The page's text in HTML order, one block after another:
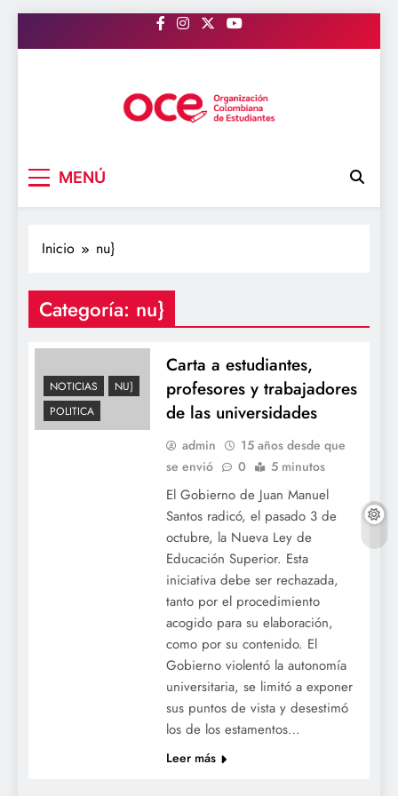
al
MENÚ
Inicio nu}
Categoría: nu}
NOTICIAS
NU}
POLITICA
Carta a estudiantes,
profesores y trabajadores
de las universidades
admin
15 años desde que
se envió
0 5 minutos
El Gobierno de Juan Manuel
Santos radicó, el pasado 3 de
octubre, la Nueva Ley de
Educación Superior. Esta
iniciativa debe ser rechazada,
tanto por el procedimiento
acogido para su elaboración,
como por su contenido. El
Gobierno violentó la autonomía
universitaria, se limitó a exponer
sus puntos de vista y desestimó
los de los estamentos…
Leer más